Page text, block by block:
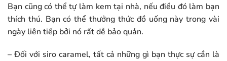
Bạn cũng có thể tự làm kem tại nhà, nếu điều đó làm bạn
thích thú. Bạn có thể thưởng thức đồ uống này trong vài
ngày liên tiếp bởi nó rất dễ bảo quản.
– Đối với siro caramel, tất cả những gì bạn thực sự cần là